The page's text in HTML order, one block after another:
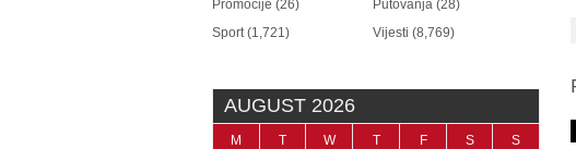
Promocije (26) Putovanja (28)
Sport(1,721) Vijesti (8,769)
AUGUST 2026
M T W T F S S